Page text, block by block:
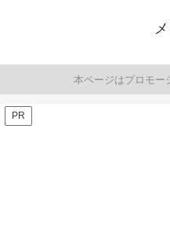
本ページはプロモー
PR